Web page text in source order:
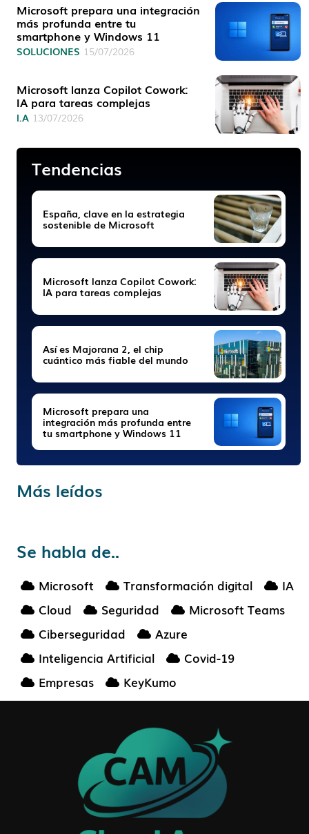
Microsoft prepara una integración
más profunda entre tu
smartphone y Windows 11
SOLUCIONES 15/07/2026
Microsoft lanza Copilot Cowork:
IA para tareas complejas
I.A 13/07/2026
Tendencias
España, clave en la estrategia
sostenible de Microsoft
Microsoft lanza Copilot Cowork:
IA para tareas complejas
Así es Majorana 2, el chip
cuántico más fiable del mundo
Microsoft prepara una
integración más profunda entre
tu smartphone y Windows 11
Más leídos
Se habla de..
Microsoft Transformación digital
IA
Cloud
Seguridad
Microsoft Teams
Ciberseguridad
Azure
Inteligencia Artificial
Covid-19
Empresas
KeyKumo